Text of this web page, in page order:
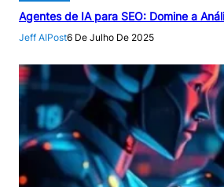
Agentes de IA para SEO: Domine a
Jeff AIPost6 De Julho De 2025